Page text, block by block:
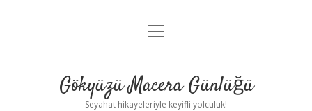
Anasayfa
Yasal Uyarı
menüyü
Gökyüzü Macera Günlüğü
Seyahat hikayeleriyle keyifli yolculuk!